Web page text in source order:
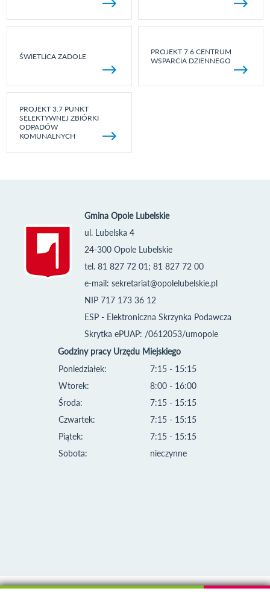
ŚWIETLICA ZADOLE
PROJEKT 7.6 CENTRUM
WSPARCIA DZIENNEGO
PROJEKT 3.7 PUNKT
SELEKTYWNEJ ZBIÓRKI
ODPADÓW
KOMUNALNYCH
Gmina Opole Lubelskie
ul. Lubelska 4
24-300 Opole Lubelskie
tel. 81 827 72 01; 81 827 72 00
e-mail: sekretariat@opolelubelskie.pl
NIP 717 173 36 12
ESP - Elektroniczna Skrzynka Podawcza
Skrytka ePUAP: /0612053/umopole
Godziny pracy Urzędu Miejskiego
Poniedziałek:
Wtorek:
Środa:
Czwartek:
Piątek:
Sobota:
7:15 - 15:15
8:00 - 16:00
7:15 - 15:15
7:15 - 15:15
7:15 - 15:15
nieczynne